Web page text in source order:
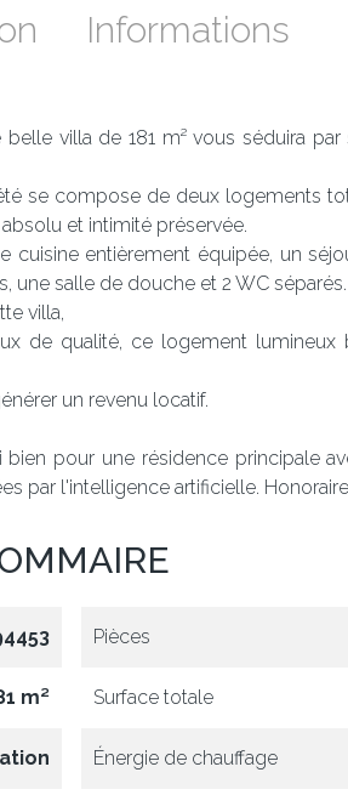
Informations
villa de 181 m² vous séduira
se compose de deux logements
et intimité préservée.
cuisine entièrement équipée, un
une salle de douche et 2 WC séparés.
villa,
de qualité, ce logement lumineux
un revenu locatif.
pour une résidence principale
par l'intelligence artificielle.
Pièces
m² Surface totale
Énergie de chauffage